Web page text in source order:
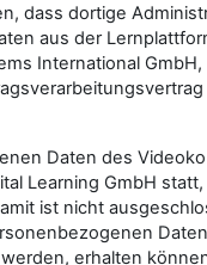
dass dortige
aus der
International
Daten des
Learning GmbH
ist nicht
erhalten